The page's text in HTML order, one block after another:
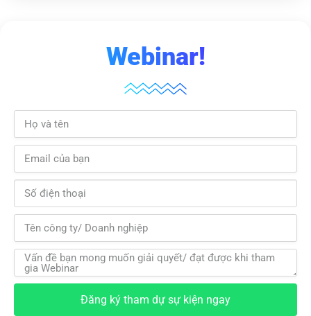
Webinar!
Đăng ký tham dự sự kiện ngay